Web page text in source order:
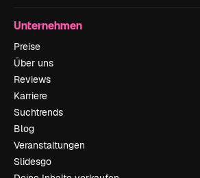
Unternehmen
Preise
Über uns
Reviews
Karriere
Suchtrends
Blog
Veranstaltungen
Slidesgo